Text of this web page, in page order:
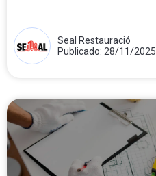
Seal Restauració
Publicado: 28/11/2025